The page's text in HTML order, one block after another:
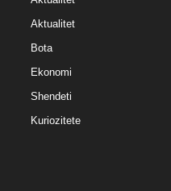
Aktualitet
Bota
Ekonomi
Shendeti
Kuriozitete